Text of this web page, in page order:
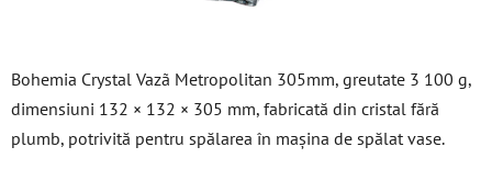
Bohemia Crystal Vazã Metropolitan 305mm, greutate 3 100 g,
dimensiuni 132 × 132 × 305 mm, fabricată din cristal fără
plumb, potrivită pentru spălarea în mașina de spălat vase.